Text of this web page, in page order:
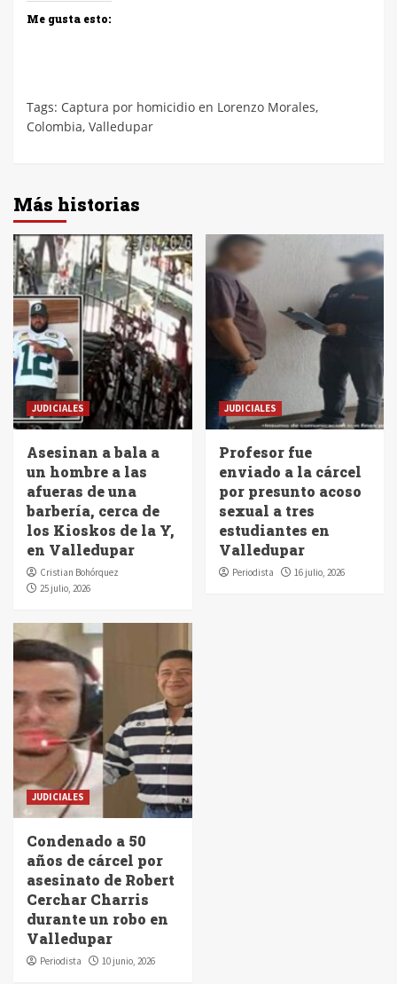
Me gusta esto:
Tags: Captura por homicidio en Lorenzo Morales,
Colombia, Valledupar
Más historias
JUDICIALES
Asesinan a bala a
un hombre a las
afueras de una
barbería, cerca de
los Kioskos de la Y,
en Valledupar
Cristian Bohórquez
25 julio, 2026
JUDICIALES
Profesor fue
enviado a la cárcel
por presunto acoso
sexual a tres
estudiantes en
Valledupar
Periodista 16 julio, 2026
JUDICIALES
Condenado a 50
años de cárcel por
asesinato de Robert
Cerchar Charris
durante un robo en
Valledupar
Periodista 10 junio, 2026